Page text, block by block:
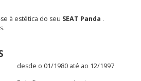
à estética do seu SEAT Panda .
desde o 01/1980 até ao 12/1997